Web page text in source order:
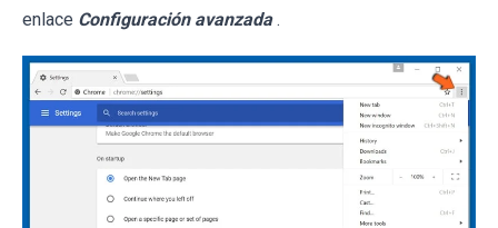
enlace Configuración avanzada .